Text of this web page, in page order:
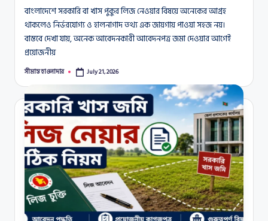
বাংলাদেশে সরকারি বা খাস পুকুর লিজ নেওয়ার বিষয়ে অনেকের আগ্রহ
থাকলেও নির্ভরযোগ্য ও হালনাগাদ তথ্য এক জায়গায় পাওয়া সহজ নয়।
বাস্তবে দেখা যায়, অনেক আবেদনকারী আবেদনপত্র জমা দেওয়ার আগেই
প্রয়োজনীয়
Posted
সীমান্ত হাওলাদার July 21, 2026